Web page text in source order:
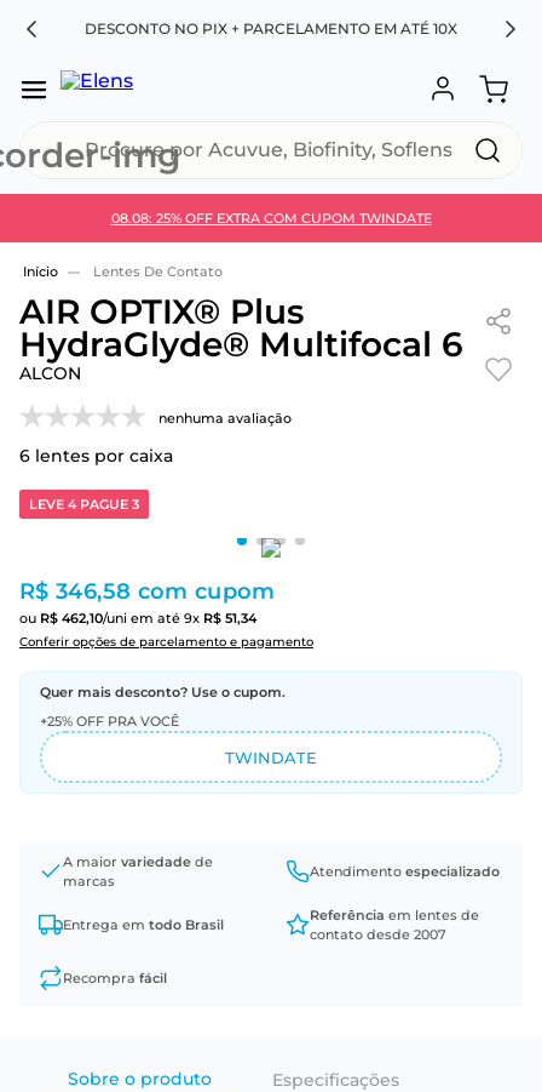
DESCONTO NO PIX + PARCELAMENTO EM ATÉ 10X
08.08: 25% OFF EXTRA COM CUPOM TWINDATE
Use 30HOJE e ganhe 30% OFF + economia extra no
Lentes De Contato
AIR OPTIX® Plus
HydraGlyde® Multifocal 6
ALCON
nenhuma avaliação
6 lentes por caixa
LEVE 4 PAGUE 3
R$ 346,58 com cupom
ou R$ 462,10/uni em até 9x R$ 51,34
Conferir opções de parcelamento e pagamento
Quer mais desconto? Use o cupom.
+25% OFF PRA VOCÊ
TWINDATE
A maior variedade de
marcas
Atendimento especializado
Entrega em todo Brasil
Referência em lentes de
contato desde 2007
Recompra fácil
Sobre o produto Especificações